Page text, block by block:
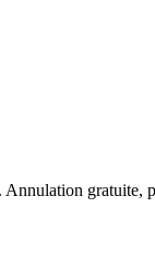
gratuite,